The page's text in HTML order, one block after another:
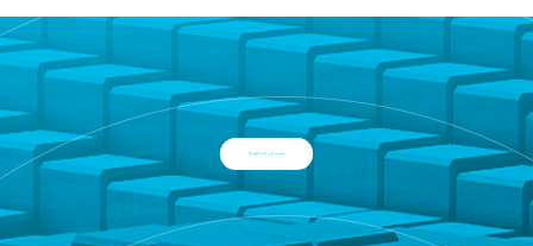
تحدث إلى أحد الخبراء